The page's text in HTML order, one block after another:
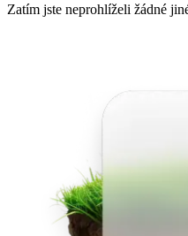
Zatím jste neprohlíželi žádné